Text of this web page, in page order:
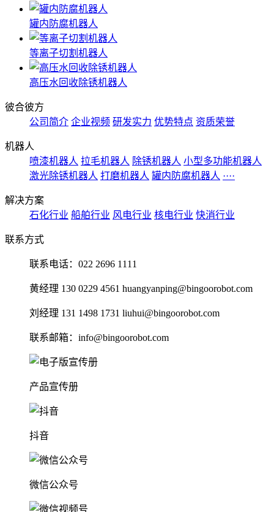
罐内防腐机器人
等离子切割机器人
高压水回收除锈机器人
彼合彼方
公司简介 企业视频 研发实力 优势特点 资质荣誉
机器人
喷漆机器人 拉毛机器人 除锈机器人 小型多功能机器人
激光除锈机器人 打磨机器人 罐内防腐机器人 ····
解决方案
石化行业 船舶行业 风电行业 核电行业 快消行业
联系方式
联系电话：022 2696 1111
黄经理 130 0229 4561 huangyanping@bingoorobot.com
刘经理 131 1498 1731 liuhui@bingoorobot.com
联系邮箱：info@bingoorobot.com
产品宣传册
抖音
微信公众号